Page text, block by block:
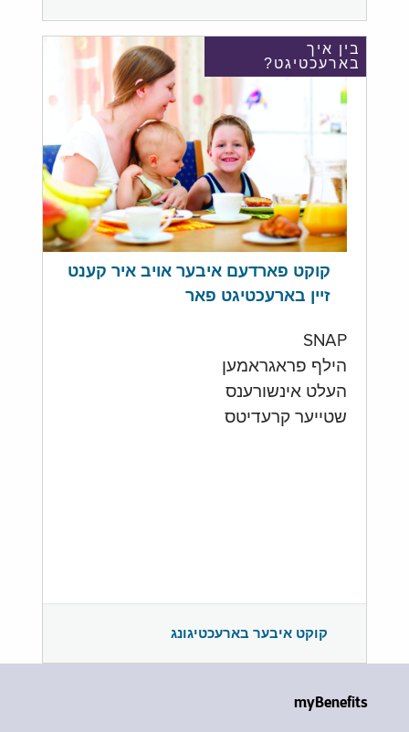
בין איך
בארעכטיגט?
קוקט פארדעם איבער אויב איר קענט
זיין בארעכטיגט פאר
SNAP
הילף פראגראמען
העלט אינשורענס
שטייער קרעדיטס
קוקט איבער בארעכטיגונג
myBenefits